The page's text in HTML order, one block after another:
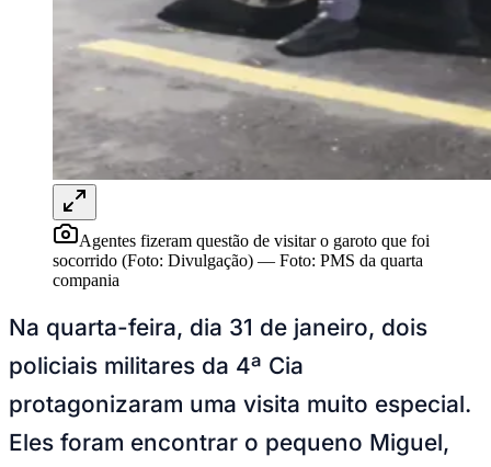
Anuncie Regional
Guia de Empresas
Vagas na RegiãoNovo
Hub de Negócios
Guia Comercial
Selo Verificado
Portal Educacional
Agenda de Vestibulares
Vagas de Emprego
Concursos
Panorama Econômico
Para Sua Empresa
Anuncie no Portal
Verificar EmpresaNovo
Anunciar VagasNovo
Publicidade Legal
Agentes fizeram questão de visitar o garoto que foi
socorrido (Foto: Divulgação) — Foto: PMS da quarta
compania
Na quarta-feira, dia 31 de janeiro, dois
policiais militares da 4ª Cia
protagonizaram uma visita muito especial.
Eles foram encontrar o pequeno Miguel,